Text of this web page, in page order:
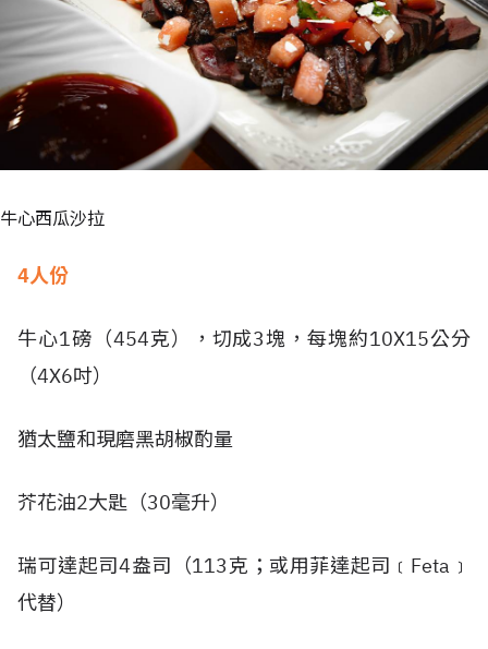
牛心西瓜沙拉
4人份
牛心1磅（454克），切成3塊，每塊約10X15公分
（4X6吋）
猶太鹽和現磨黑胡椒酌量
芥花油2大匙（30毫升）
瑞可達起司4盎司（113克；或用菲達起司﹝Feta﹞
代替）